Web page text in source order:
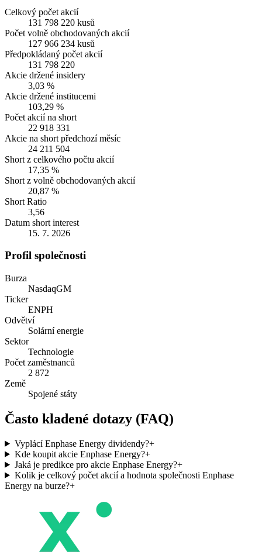
Celkový počet akcií
131 798 220 kusů
Počet volně obchodovaných akcií
127 966 234 kusů
Předpokládaný počet akcií
131 798 220
Akcie držené insidery
3,03 %
Akcie držené institucemi
103,29 %
Počet akcií na short
22 918 331
Akcie na short předchozí měsíc
24 211 504
Short z celkového počtu akcií
17,35 %
Short z volně obchodovaných akcií
20,87 %
Short Ratio
3,56
Datum short interest
15. 7. 2026
Profil společnosti
Burza
NasdaqGM
Ticker
ENPH
Odvětví
Solární energie
Sektor
Technologie
Počet zaměstnanců
2 872
Země
Spojené státy
Často kladené dotazy (FAQ)
Vyplácí Enphase Energy dividendy?+
Kde koupit akcie Enphase Energy?+
Jaká je predikce pro akcie Enphase Energy?+
Kolik je celkový počet akcií a hodnota společnosti Enphase
Energy na burze?+